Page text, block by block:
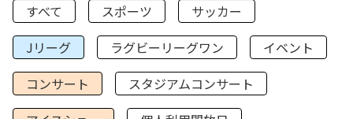
すべて スポーツ
サッカー
Jリーグ
ラグビーリーグワン
イベント
コンサート
スタジアムコンサート